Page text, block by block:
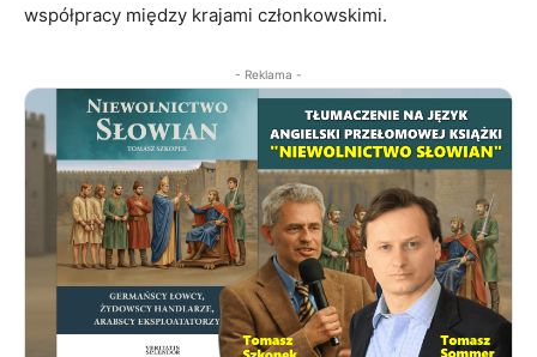
współpracy między krajami członkowskimi.
- Reklama -